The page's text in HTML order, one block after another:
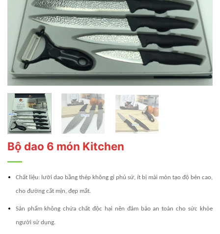
Bộ dao 6 món Kitchen
Chất liệu: lưỡi dao bằng thép không gỉ phủ sứ, ít bị mài mòn tạo độ bén cao,
cho đường cắt mịn, đẹp mắt.
Sản phẩm không chứa chất độc hại nên đảm bảo an toàn cho sức khỏe
người sử dụng.